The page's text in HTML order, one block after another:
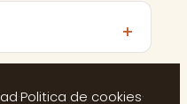
·Politica de cookies·